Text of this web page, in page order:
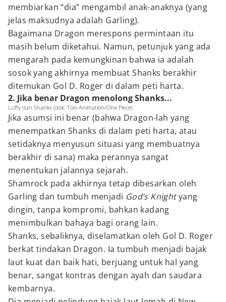
membiarkan “dia” mengambil anak-anaknya (yang
jelas maksudnya adalah Garling).
Bagaimana Dragon merespons permintaan itu
masih belum diketahui. Namun, petunjuk yang ada
mengarah pada kemungkinan bahwa ia adalah
sosok yang akhirnya membuat Shanks berakhir
ditemukan Gol D. Roger di dalam peti harta.
2. Jika benar Dragon menolong Shanks...
Luffy dan Shanks (dok. Toei Animation/One Piece)
Jika asumsi ini benar (bahwa Dragon-lah yang
menempatkan Shanks di dalam peti harta, atau
setidaknya menyusun situasi yang membuatnya
berakhir di sana) maka perannya sangat
menentukan jalannya sejarah.
Shamrock pada akhirnya tetap dibesarkan oleh
Garling dan tumbuh menjadi God’s Knightyang
dingin, tanpa kompromi, bahkan kadang
menimbulkan bahaya bagi orang lain.
Shanks, sebaliknya, diselamatkan oleh Gol D. Roger
berkat tindakan Dragon. Ia tumbuh menjadi bajak
laut kuat dan baik hati, berjuang untuk hal yang
benar, sangat kontras dengan ayah dan saudara
kembarnya.